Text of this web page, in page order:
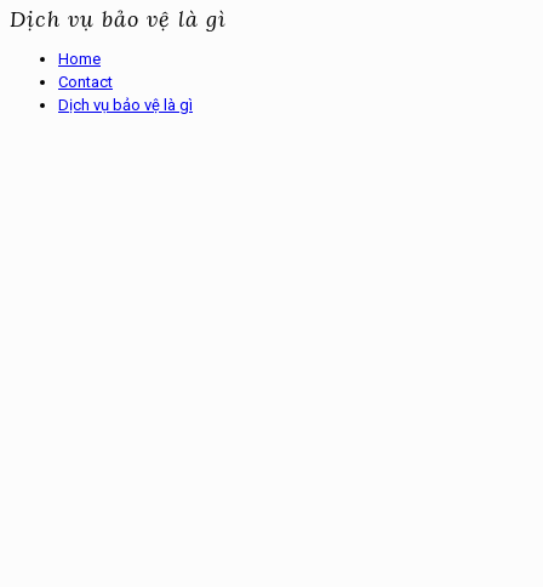
Dịch vụ bảo vệ là gì
Home
Contact
Dịch vụ bảo vệ là gì